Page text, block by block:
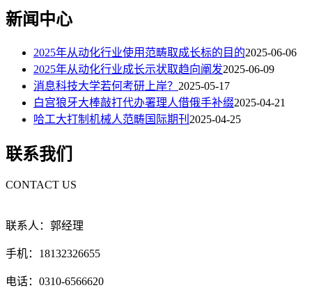
新闻中心
2025年从动化行业使用范畴取成长标的目的2025-06-06
2025年从动化行业成长示状取趋向阐发2025-06-09
消息科技大学若何考研上岸？ 2025-05-17
白宫狼牙大棒敲打代办署理人借俄手补缀2025-04-21
哈工大打制机械人范畴国际期刊 2025-04-25
联系我们
CONTACT US
联系人：郭经理
手机：18132326655
电话：0310-6566620